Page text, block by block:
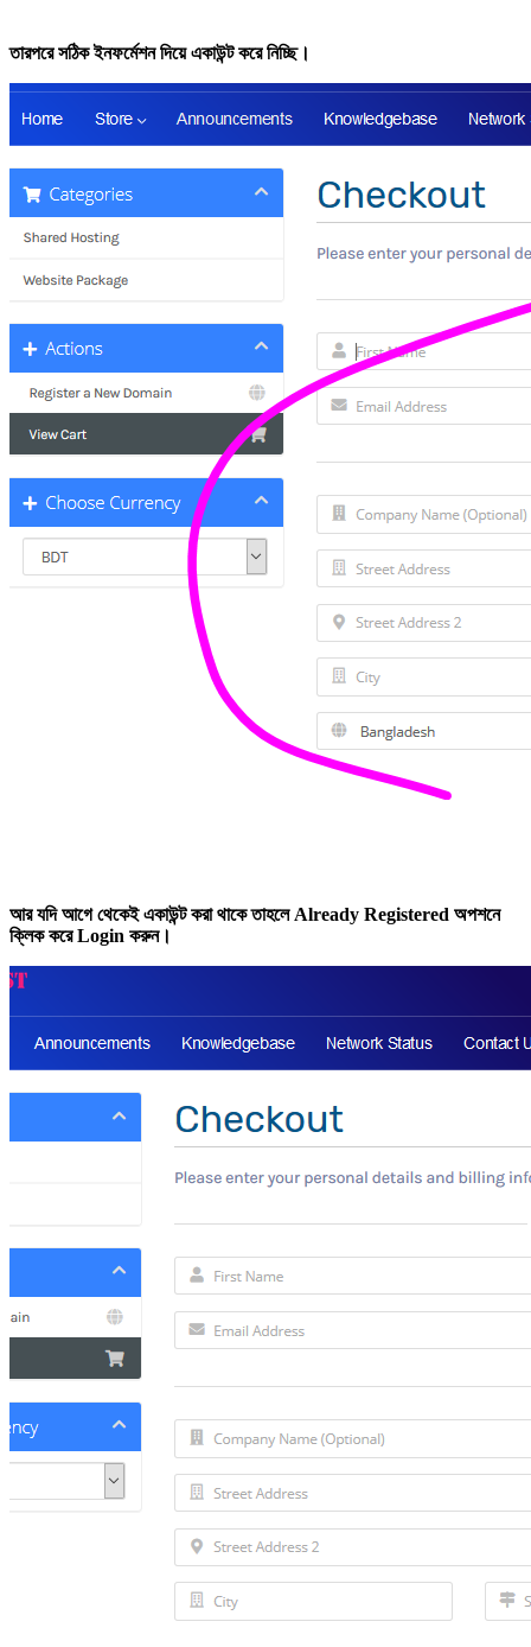
তারপরে সঠিক ইনফর্মেশন দিয়ে একাউন্ট করে নিচ্ছি।
আর যদি আগে থেকেই একাউন্ট করা থাকে তাহলে Already Registered অপশনে
ক্লিক করে Login করুন।